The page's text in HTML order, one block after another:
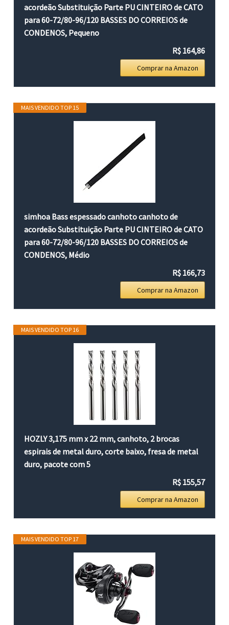
acordeão Substituição Parte PU CINTEIRO de CATO
para 60-72/80-96/120 BASSES DO CORREIOS de
CONDENOS, Pequeno
R$ 164,86
Comprar na Amazon
MAIS VENDIDO TOP 15
simhoa Bass espessado canhoto canhoto de
acordeão Substituição Parte PU CINTEIRO de CATO
para 60-72/80-96/120 BASSES DO CORREIOS de
CONDENOS, Médio
R$ 166,73
Comprar na Amazon
MAIS VENDIDO TOP 16
HOZLY 3,175 mm x 22 mm, canhoto, 2 brocas
espirais de metal duro, corte baixo, fresa de metal
duro, pacote com 5
R$ 155,57
Comprar na Amazon
MAIS VENDIDO TOP 17